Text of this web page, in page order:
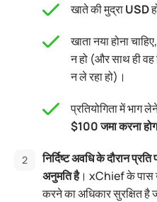
खाते की मुद्राUSD
खाता नया होना
न हो (और साथ ही वह
न ले रहा हो)।
प्रतियोगिता में
$100 जमा करना
निर्दिष्ट अवधि के दौरान
अनुमति है। xChief के पास
करने का अधिकार सुरक्षित है